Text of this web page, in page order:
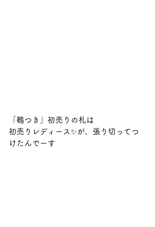
「鶴つき」初売りの札は
初売りレディース✨が、張り切ってつ
けたんでーす